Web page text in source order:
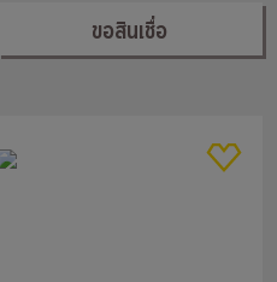
ขอสินเชื่อ